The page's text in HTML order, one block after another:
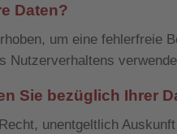
Daten?
um eine fehlerfreie
Nutzerverhaltens
Sie bezüglich Ihrer
unentgeltlich